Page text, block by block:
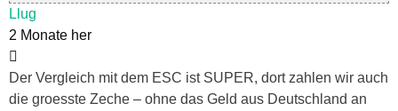
Llug
2 Monate her
Der Vergleich mit dem ESC ist SUPER, dort zahlen wir auch
die groesste Zeche – ohne das Geld aus Deutschland an